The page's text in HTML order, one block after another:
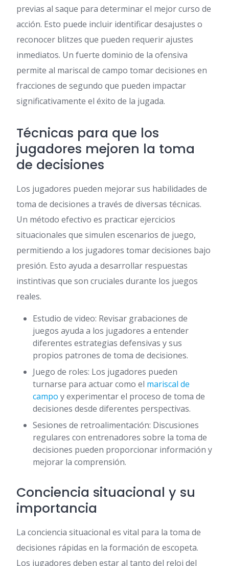
previas al saque para determinar el mejor curso de
acción. Esto puede incluir identificar desajustes o
reconocer blitzes que pueden requerir ajustes
inmediatos. Un fuerte dominio de la ofensiva
permite al mariscal de campo tomar decisiones en
fracciones de segundo que pueden impactar
significativamente el éxito de la jugada.
Técnicas para que los
jugadores mejoren la toma
de decisiones
Los jugadores pueden mejorar sus habilidades de
toma de decisiones a través de diversas técnicas.
Un método efectivo es practicar ejercicios
situacionales que simulen escenarios de juego,
permitiendo a los jugadores tomar decisiones bajo
presión. Esto ayuda a desarrollar respuestas
instintivas que son cruciales durante los juegos
reales.
Estudio de video: Revisar grabaciones de
juegos ayuda a los jugadores a entender
diferentes estrategias defensivas y sus
propios patrones de toma de decisiones.
Juego de roles: Los jugadores pueden
turnarse para actuar como el mariscal de
campo y experimentar el proceso de toma de
decisiones desde diferentes perspectivas.
Sesiones de retroalimentación: Discusiones
regulares con entrenadores sobre la toma de
decisiones pueden proporcionar información y
mejorar la comprensión.
Conciencia situacional y su
importancia
La conciencia situacional es vital para la toma de
decisiones rápidas en la formación de escopeta.
Los jugadores deben estar al tanto del reloj del